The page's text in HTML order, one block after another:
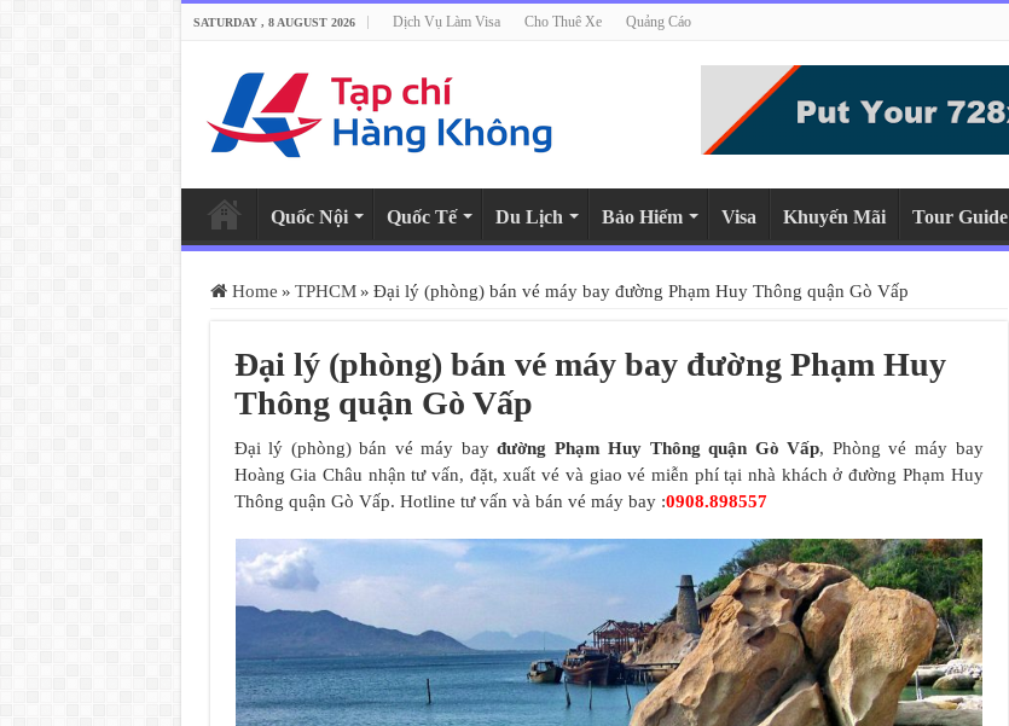
SATURDAY , 8 AUGUST 2026 Dịch Vụ Làm Visa Cho Thuê Xe Quảng Cáo
Quốc Nội Quốc Tế Du Lịch Bảo Hiểm Visa Khuyến Mãi Tour Guide
Home » TPHCM » Đại lý (phòng) bán vé máy bay đường Phạm Huy Thông quận Gò Vấp
Đại lý (phòng) bán vé máy bay đường Phạm Huy
Thông quận Gò Vấp
Đại lý (phòng) bán vé máy bayđường Phạm Huy Thông quận Gò Vấp, Phòng vé máy bay
Hoàng Gia Châu nhận tư vấn, đặt, xuất vé và giao vé miễn phí tại nhà khách ở đường Phạm Huy
Thông quận Gò Vấp. Hotline tư vấn và bán vé máy bay :0908.898557